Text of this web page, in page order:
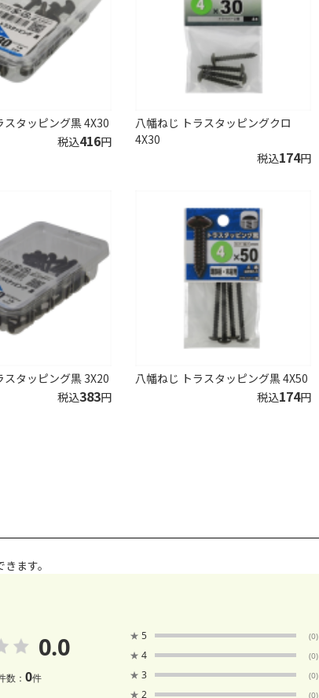
スタッピング黒 4X30
税込416円
八幡ねじ トラスタッピングクロ
4X30
税込174円
スタッピング黒 3X20
税込383円
八幡ねじ トラスタッピング黒 4X50
税込174円
ます。
0.0
数： 0件
★ 5 (0)
★ 4 (0)
★ 3 (0)
★ 2 (0)